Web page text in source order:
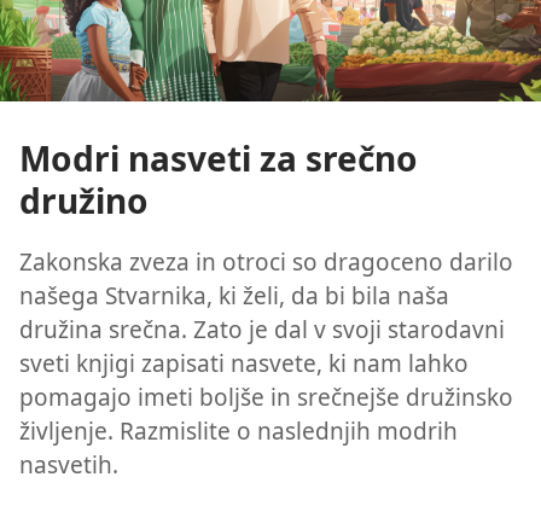
Modri nasveti za srečno
družino
Zakonska zveza in otroci so dragoceno darilo
našega Stvarnika, ki želi, da bi bila naša
družina srečna. Zato je dal v svoji starodavni
sveti knjigi zapisati nasvete, ki nam lahko
pomagajo imeti boljše in srečnejše družinsko
življenje. Razmislite o naslednjih modrih
nasvetih.